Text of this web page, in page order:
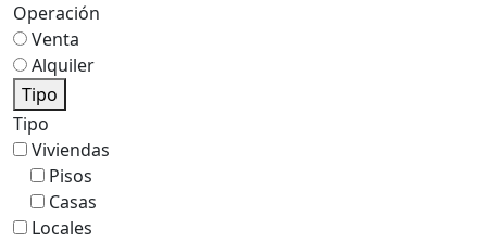
Operación
Venta
Alquiler
Tipo
Tipo
Viviendas
Pisos
Casas
Locales